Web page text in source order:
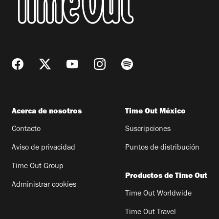
Acerca de nosotros
Contacto
Aviso de privacidad
Time Out Group
Administrar cookies
Time Out México
Suscripciones
Puntos de distribución
Productos de Time Out
Time Out Worldwide
Time Out Travel